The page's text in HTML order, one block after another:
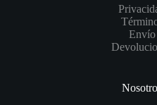
Envío